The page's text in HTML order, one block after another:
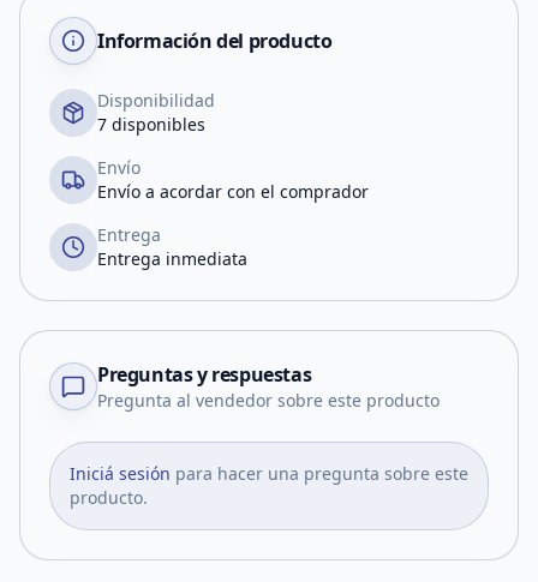
Información del producto
Disponibilidad
7 disponibles
Envío
Envío a acordar con el comprador
Entrega
Entrega inmediata
Preguntas y respuestas
Pregunta al vendedor sobre este producto
Iniciá sesión para hacer una pregunta sobre este
producto.